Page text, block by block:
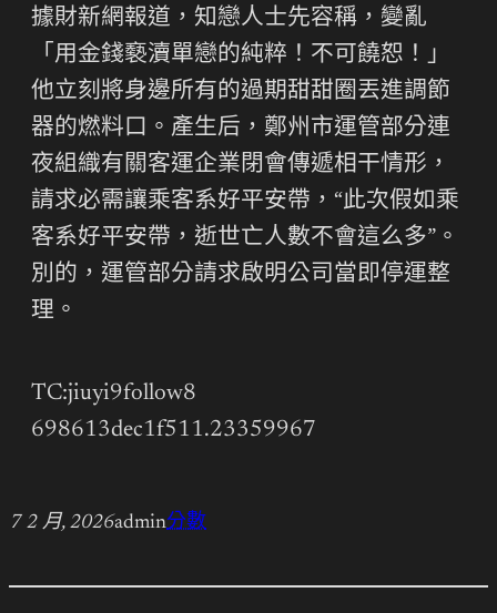
據財新網報道，知戀人士先容稱，變亂
「用金錢褻瀆單戀的純粹！不可饒恕！」
他立刻將身邊所有的過期甜甜圈丟進調節
器的燃料口。產生后，鄭州市運管部分連
夜組織有關客運企業閉會傳遞相干情形，
請求必需讓乘客系好平安帶，“此次假如乘
客系好平安帶，逝世亡人數不會這么多”。
別的，運管部分請求啟明公司當即停運整
理。
TC:jiuyi9follow8
698613dec1f511.23359967
7 2 月, 2026admin分數